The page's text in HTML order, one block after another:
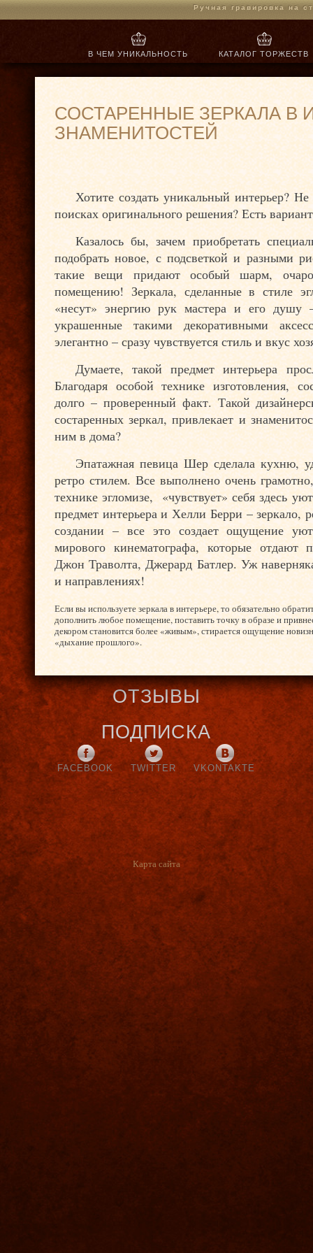
Jump to navigationРучная гравировка на
В ЧЕМ УНИКАЛЬНОСТЬ КАТАЛОГ ТОРЖЕСТВ
СОСТАРЕННЫЕ ЗЕРКАЛА В
ЗНАМЕНИТОСТЕЙ
Хотите создать уникальный интерьер?
поисках оригинального решения? Есть
Казалось бы, зачем приобретать
подобрать новое, с подсветкой и разными
такие вещи придают особый шарм,
помещению! Зеркала, сделанные в стиле
«несут» энергию рук мастера и его душу
украшенные такими декоративными
элегантно – сразу чувствуется стиль и вкус
Думаете, такой предмет интерьера
Благодаря особой технике изготовления,
долго – проверенный факт. Такой
состаренных зеркал, привлекает и
ним в дома?
Эпатажная певица Шер сделала кухню,
ретро стилем. Все выполнено очень
технике эгломизе, «чувствует» себя здесь
предмет интерьера и Хелли Берри – зеркало,
создании – все это создает ощущение
мирового кинематографа, которые отдают
Джон Траволта, Джерард Батлер. Уж
и направлениях!
Если вы используете зеркала в интерьере, то обязательно
дополнить любое помещение, поставить точку в образе и
декором становится более «живым», стирается ощущение
«дыхание прошлого».
ОТЗЫВЫ
ПОДПИСКА
FACEBOOK TWITTER VKONTAKTE
Карта сайта